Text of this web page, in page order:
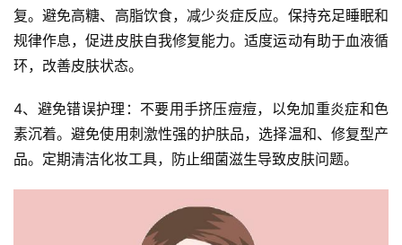
复。避免高糖、高脂饮食，减少炎症反应。保持充足睡眠和
规律作息，促进皮肤自我修复能力。适度运动有助于血液循
环，改善皮肤状态。
4、避免错误护理：不要用手挤压痘痘，以免加重炎症和色
素沉着。避免使用刺激性强的护肤品，选择温和、修复型产
品。定期清洁化妆工具，防止细菌滋生导致皮肤问题。